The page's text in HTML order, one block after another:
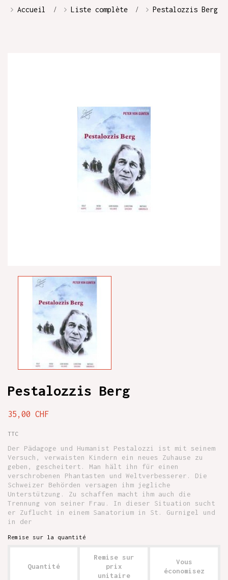
Accueil Liste complète Pestalozzis Berg
Pestalozzis Berg
35,00 CHF
TTC
Der Pädagoge und Humanist Pestalozzi ist mit seinem
Versuch, verwaisten Kindern ein neues Zuhause zu
geben, gescheitert. Man hält ihn für einen
verschrobenen Phantasten und Weltverbesserer. Die
Schweizer Behörden versagen ihm jegliche
Unterstützung. Zu schaffen macht ihm auch die
Trennung von seiner Frau. In dieser Situation sucht
er Zuflucht in einem Sanatorium in St. Gurnigel und
in der
Remise sur la quantité
Quantité
Remise sur
prix
unitaire
Vous
économisez